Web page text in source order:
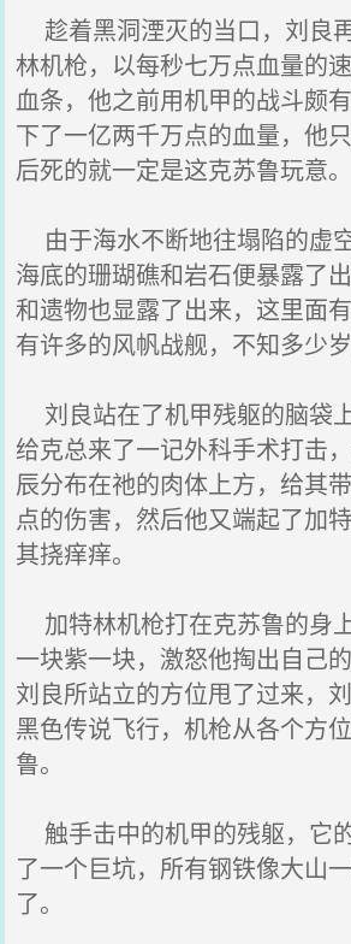
趁着黑洞湮灭的当口，刘良
林机枪，以每秒七万点血量的
血条，他之前用机甲的战斗颇
下了一亿两千万点的血量，他
后死的就一定是这克苏鲁玩意。
由于海水不断地往塌陷的虚
海底的珊瑚礁和岩石便暴露了
和遗物也显露了出来，这里面
有许多的风帆战舰，不知多少
刘良站在了机甲残躯的脑袋
给克总来了一记外科手术打击
辰分布在祂的肉体上方，给其
点的伤害，然后他又端起了加
其挠痒痒。
加特林机枪打在克苏鲁的身
一块紫一块，激怒他掏出自己
刘良所站立的方位甩了过来，
黑色传说飞行，机枪从各个方
鲁。
触手击中的机甲的残躯，它
了一个巨坑，所有钢铁像大山
了。